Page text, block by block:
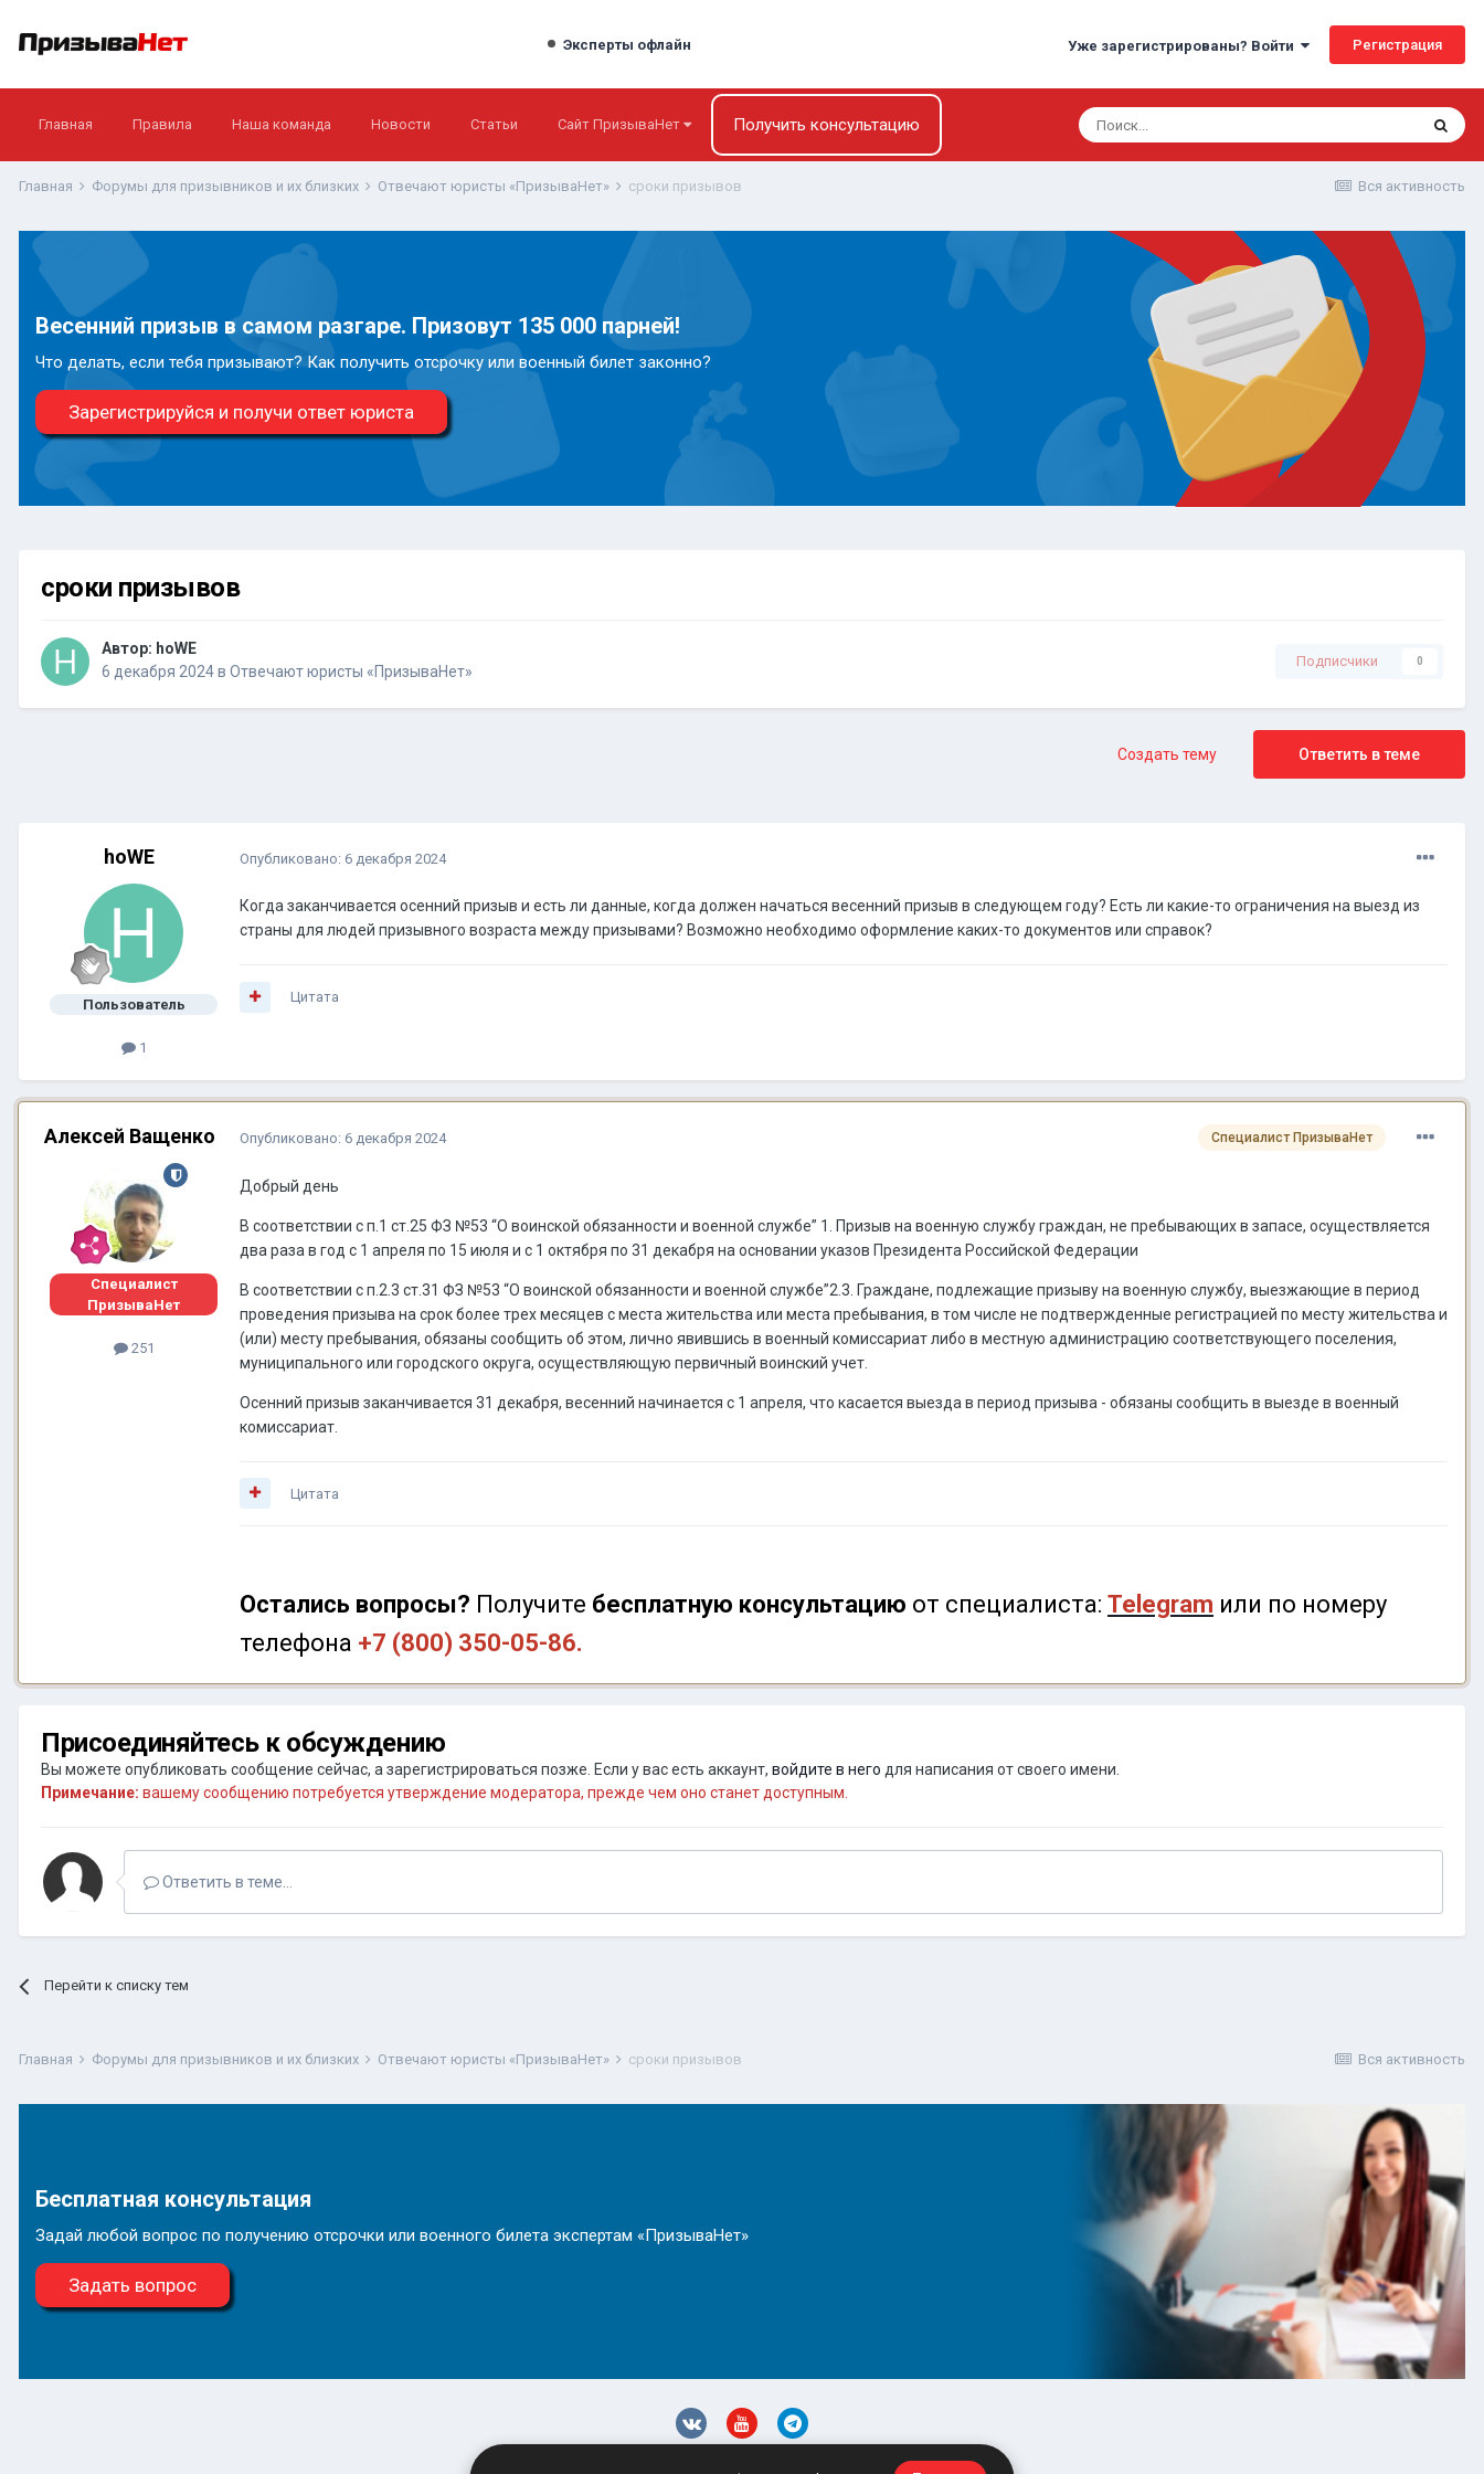
Эксперты офлайн Уже зарегистрированы? Войти Регистрация
Главная Правила Наша команда Новости Статьи Сайт ПризываНет Получить консультацию
Вся активность
Главная Форумы для призывников и их близких Отвечают юристы «ПризываНет» сроки призывов
Весенний призыв в самом разгаре. Призовут 135 000 парней!
Что делать, если тебя призывают? Как получить отсрочку или военный билет законно?
Зарегистрируйся и получи ответ юриста
сроки призывов
Автор: hoWE
6 декабря 2024в Отвечают юристы «ПризываНет»
Подписчики 0
Ответить в теме
Создать тему
hoWE
Пользователь
1
Опубликовано: 6 декабря 2024
Когда заканчивается осенний призыв и есть ли данные, когда должен начаться весенний призыв в следующем году? Есть ли какие-то ограничения на выезд из
страны для людей призывного возраста между призывами? Возможно необходимо оформление каких-то документов или справок?
Цитата
Алексей Ващенко
Специалист
ПризываНет
251
Специалист ПризываНет
Опубликовано: 6 декабря 2024
Добрый день
В соответствии с п.1 ст.25 ФЗ №53 “О воинской обязанности и военной службе” 1. Призыв на военную службу граждан, не пребывающих в запасе, осуществляется
два раза в год с 1 апреля по 15 июля и с 1 октября по 31 декабря на основании указов Президента Российской Федерации
В соответствии с п.2.3 ст.31 ФЗ №53 “О воинской обязанности и военной службе”2.3. Граждане, подлежащие призыву на военную службу, выезжающие в период
проведения призыва на срок более трех месяцев с места жительства или места пребывания, в том числе не подтвержденные регистрацией по месту жительства и
(или) месту пребывания, обязаны сообщить об этом, лично явившись в военный комиссариат либо в местную администрацию соответствующего поселения,
муниципального или городского округа, осуществляющую первичный воинский учет.
Осенний призыв заканчивается 31 декабря, весенний начинается с 1 апреля, что касается выезда в период призыва - обязаны сообщить в выезде в военный
комиссариат.
Цитата
Остались вопросы? Получите бесплатную консультацию от специалиста: Telegram или по номеру
телефона +7 (800) 350-05-86.
Присоединяйтесь к обсуждению
Вы можете опубликовать сообщение сейчас, а зарегистрироваться позже. Если у вас есть аккаунт, войдите в него для написания от своего имени.
Примечание: вашему сообщению потребуется утверждение модератора, прежде чем оно станет доступным.
Ответить в теме...
Перейти к списку тем
Вся активность
Главная Форумы для призывников и их близких Отвечают юристы «ПризываНет» сроки призывов
Бесплатная консультация
Задай любой вопрос по получению отсрочки или военного билета экспертам «ПризываНет»
Задать вопрос